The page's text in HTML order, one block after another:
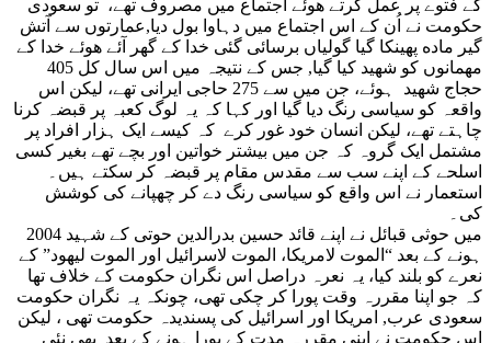
کے فتوے پر عمل کرتے هوئے اجتماع میں مصروف تھے، تو سعودی
حکومت نے اُن کے اس اجتماع میں دہاوا بول دیا,عمارتوں سے آتش
گیر ماده پھینکا گیا گولیاں برسائی گئی خدا کے گھر آئے هوئے خدا کے
مھمانوں کو شهید کیا گیا, جس کے نتیجہ میں اس سال کل 405
حجاج شهید ہوئے، جن میں سے 275 حاجی ایرانی تھے، لیکن اس
واقعہ کو سیاسی رنگ دیا گیا اور کہا کہ یہ لوگ کعبہ پر قبضہ کرنا
چاہتے تھے، لیکن انسان خود غور کرے کہ کیسے ایک ہزار افراد پر
مشتمل ایک گروہ کہ جن میں بیشتر خواتین اور بچے تھے بغیر کسی
اسلحے کے اپنے سب سے مقدس مقام پر قبضہ کر سکتے ہیں۔
استعمار نے اس واقع کو سیاسی رنگ دے کر چھپانے کی کوشش
کی۔
2004 میں حوثی قبائل نے اپنے قائد حسین بدرالدین حوتی کے شہید
ہونے کے بعد “الموت لامریکا، الموت لاسرائیل اور الموت لیھود” کے
نعرے کو بلند کیا، یہ نعرہ دراصل اس نگران حکومت کے خلاف تھا
کہ جو اپنا مقررہ وقت پورا کر چکی تھی، چونکہ یہ نگران حکومت
سعودی عرب, امریکا اور اسرائیل کی پسندیدہ حکومت تھی ، لیکن
اس حکومت نے اپنی مقررہ مدت کے پورا ہونے کے بعد بھی نئی